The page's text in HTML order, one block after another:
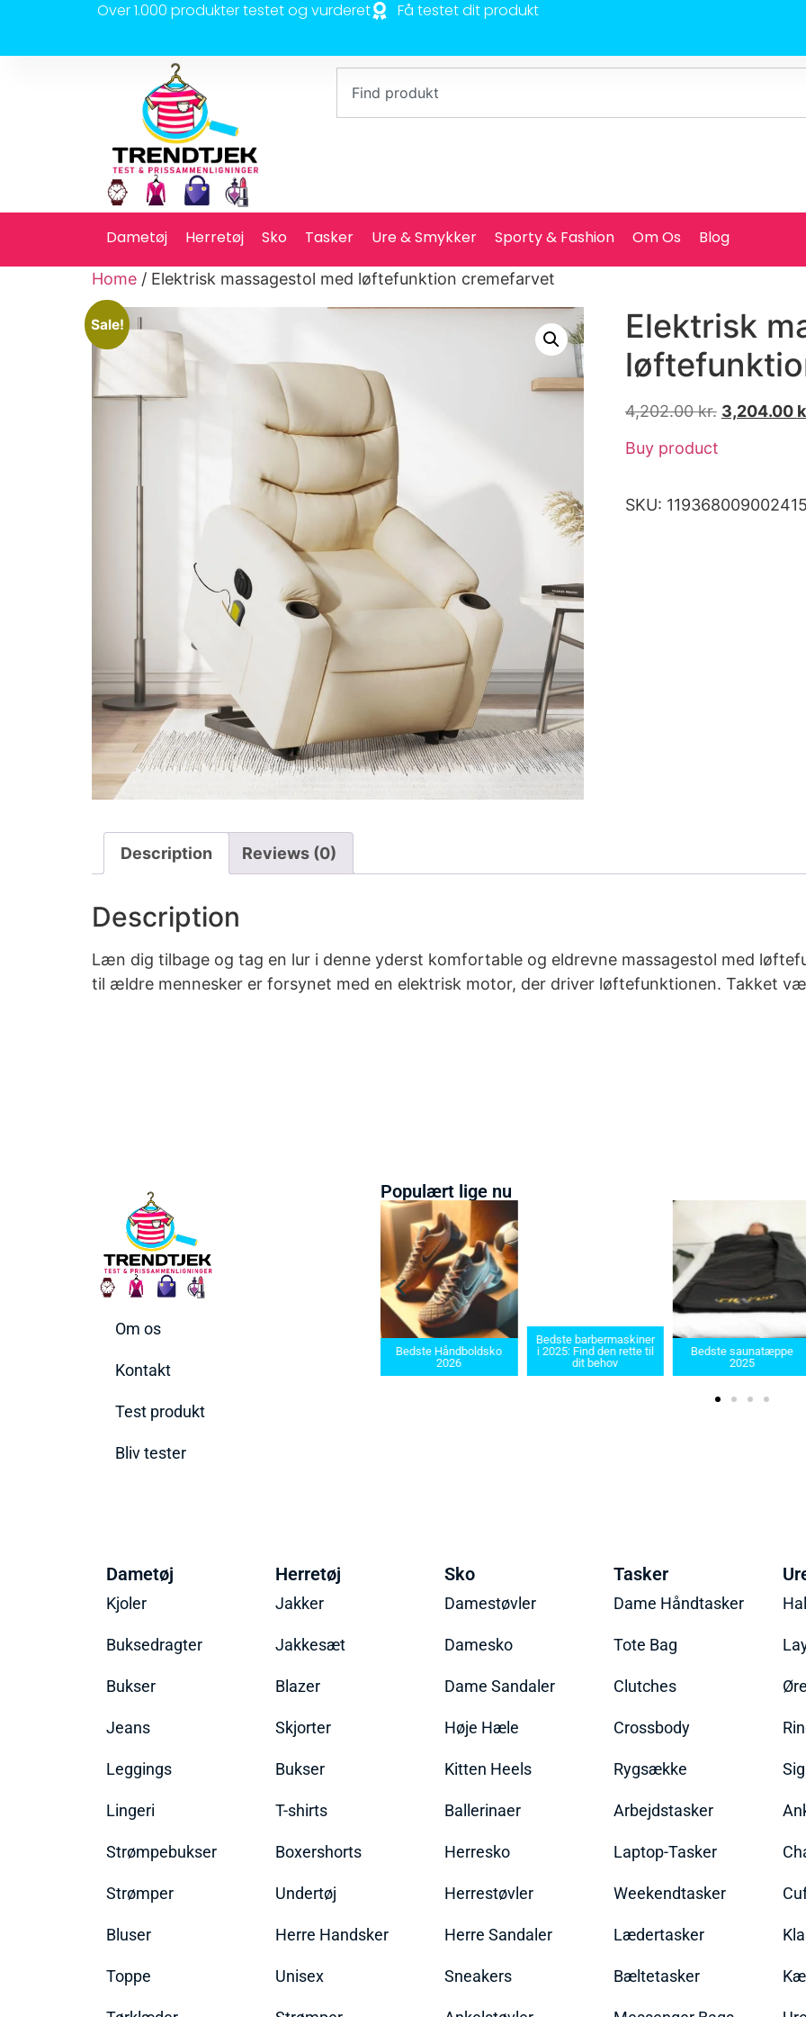
Over 1.000 produkter testet og vurderet Få testet dit produkt
Dametøj Herretøj Sko Tasker Ure & Smykker Sporty & Fashion Om Os Blog
Home / Elektrisk massagestol med løftefunktion cremefarvet
Sale!
Elektrisk
4,202.00kr. 3,204.00
Buy product
SKU:
Description Reviews (0)
Description
Læn dig tilbage og tag en lur i denne yderst komfortable og eldrevne massagestol med
til ældre mennesker er forsynet med en elektrisk motor, der driver løftefunktionen. Takket
Om os
Kontakt
Test produkt
Bliv tester
Populært lige nu
2025
Bedste Håndboldsko
2026
Bedste barbermaskiner
i 2025: Find den rette til
dit behov
Bedste saunatæppe
2025
Dametøj
Kjoler
Buksedragter
Bukser
Jeans
Leggings
Lingeri
Strømpebukser
Strømper
Bluser
Toppe
Herretøj
Jakker
Jakkesæt
Blazer
Skjorter
Bukser
T-shirts
Boxershorts
Undertøj
Herre Handsker
Unisex
Sko
Damestøvler
Damesko
Dame Sandaler
Høje Hæle
Kitten Heels
Ballerinaer
Herresko
Herrestøvler
Herre Sandaler
Sneakers
Tasker
Dame Håndtasker
Tote Bag
Clutches
Crossbody
Rygsække
Arbejdstasker
Laptop-Tasker
Weekendtasker
Lædertasker
Bæltetasker